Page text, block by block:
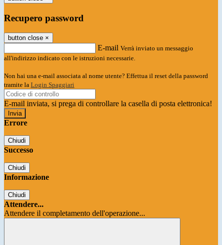
Recupero password
button close ×
E-mail Verrà inviato un messaggio
all'indirizzo indicato con le istruzioni necessarie.
Non hai una e-mail associata al nome utente? Effettua il reset della password
tramite la Login Spaggiari
E-mail inviata, si prega di controllare la casella di posta elettronica!
Errore
Chiudi
Successo
Chiudi
Informazione
Chiudi
Attendere...
Attendere il completamento dell'operazione...